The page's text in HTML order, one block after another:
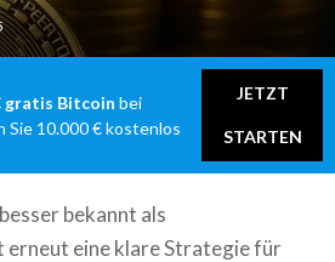
gratis Bitcoin bei
Sie 10.000 € kostenlos
JETZT
STARTEN
bekannt als
erneut eine klare Strategie für